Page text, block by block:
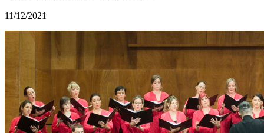
11/12/2021